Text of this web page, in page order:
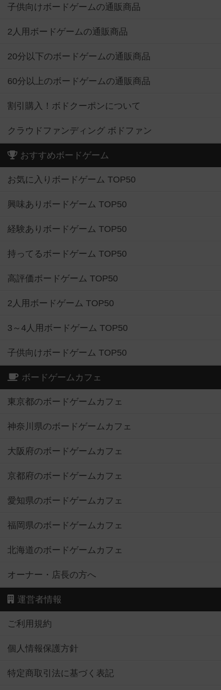
子供向けボードゲームの通販商品
2人用ボードゲームの通販商品
20分以下のボードゲームの通販商品
60分以上のボードゲームの通販商品
割引購入！ボドクーポンについて
クラウドファンディング ボドファン
おすすめボードゲーム
お気に入りボードゲーム TOP50
興味ありボードゲーム TOP50
経験ありボードゲーム TOP50
持ってるボードゲーム TOP50
高評価ボードゲーム TOP50
2人用ボードゲーム TOP50
3～4人用ボードゲーム TOP50
子供向けボードゲーム TOP50
ボードゲームカフェ
東京都のボードゲームカフェ
神奈川県のボードゲームカフェ
大阪府のボードゲームカフェ
京都府のボードゲームカフェ
愛知県のボードゲームカフェ
福岡県のボードゲームカフェ
北海道のボードゲームカフェ
オーナー・店長の方へ
運営者情報
ご利用規約
個人情報保護方針
特定商取引法に基づく表記